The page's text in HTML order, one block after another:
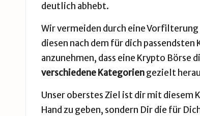
deutlich abhebt.
Wir vermeiden durch eine
diesen nach dem für dich
anzunehmen, dass eine Krypto
verschiedene Kategoriengezielt
Unser oberstes Ziel ist dir mit diesem
Hand zu geben, sondern Dir die für